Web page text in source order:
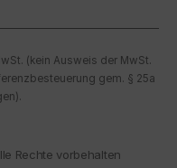
(kein Ausweis der MwSt.
gem. § 25a
Rechte vorbehalten